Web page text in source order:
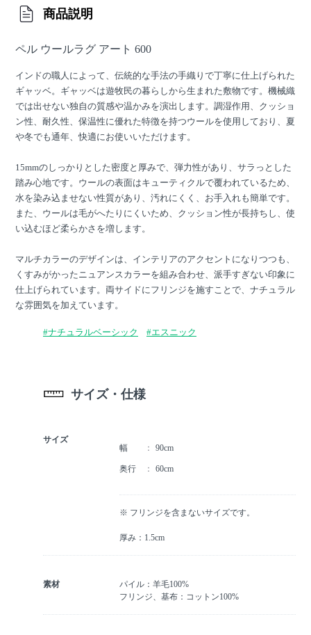
商品説明
ペル ウールラグ アート 600
インドの職人によって、伝統的な手法の手織りで丁寧に仕上げられた
ギャッベ。ギャッベは遊牧民の暮らしから生まれた敷物です。機械織
では出せない独自の質感や温かみを演出します。調湿作用、クッショ
ン性、耐久性、保温性に優れた特徴を持つウールを使用しており、夏
や冬でも通年、快適にお使いいただけます。
15mmのしっかりとした密度と厚みで、弾力性があり、サラっとした
踏み心地です。ウールの表面はキューティクルで覆われているため、
水を染み込ませない性質があり、汚れにくく、お手入れも簡単です。
また、ウールは毛がへたりにくいため、クッション性が長持ちし、使
い込むほど柔らかさを増します。
マルチカラーのデザインは、インテリアのアクセントになりつつも、
くすみがかったニュアンスカラーを組み合わせ、派手すぎない印象に
仕上げられています。両サイドにフリンジを施すことで、ナチュラル
な雰囲気を加えています。
#ナチュラルベーシック #エスニック
サイズ・仕様
サイズ
幅
90cm
奥行 60cm
※ フリンジを含まないサイズです。
厚み：1.5cm
素材
パイル：羊毛100%
フリンジ、基布：コットン100%